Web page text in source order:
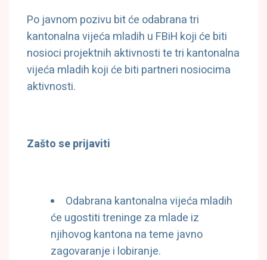
Po javnom pozivu bit će odabrana tri
kantonalna vijeća mladih u FBiH koji će biti
nosioci projektnih aktivnosti te tri kantonalna
vijeća mladih koji će biti partneri nosiocima
aktivnosti.
Zašto se prijaviti
Odabrana kantonalna vijeća mladih
će ugostiti treninge za mlade iz
njihovog kantona na teme javno
zagovaranje i lobiranje.